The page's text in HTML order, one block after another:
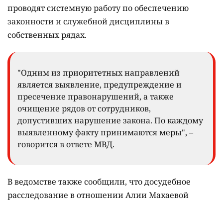
проводят системную работу по обеспечению
законности и служебной дисциплины в
собственных рядах.
"Одним из приоритетных направлений
является выявление, предупреждение и
пресечение правонарушений, а также
очищение рядов от сотрудников,
допустивших нарушение закона. По каждому
выявленному факту принимаются меры", –
говорится в ответе МВД.
В ведомстве также сообщили, что досудебное
расследование в отношении Алии Макаевой